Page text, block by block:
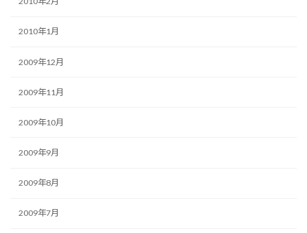
2010年1月
2009年12月
2009年11月
2009年10月
2009年9月
2009年8月
2009年7月